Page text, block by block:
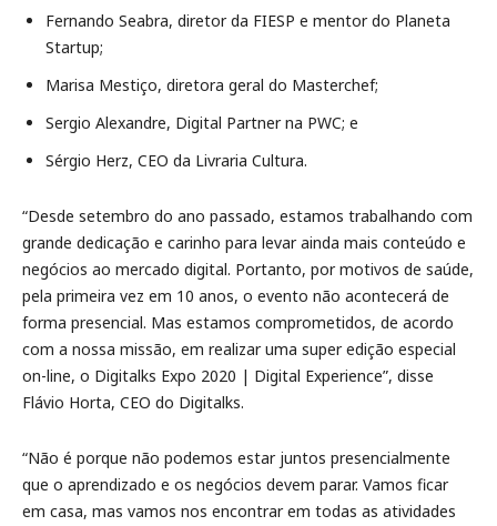
Fernando Seabra, diretor da FIESP e mentor do Planeta
Startup;
Marisa Mestiço, diretora geral do Masterchef;
Sergio Alexandre, Digital Partner na PWC; e
Sérgio Herz, CEO da Livraria Cultura.
“Desde setembro do ano passado, estamos trabalhando com
grande dedicação e carinho para levar ainda mais conteúdo e
negócios ao mercado digital. Portanto, por motivos de saúde,
pela primeira vez em 10 anos, o evento não acontecerá de
forma presencial. Mas estamos comprometidos, de acordo
com a nossa missão, em realizar uma super edição especial
on-line, o Digitalks Expo 2020 | Digital Experience”, disse
Flávio Horta, CEO do Digitalks.
“Não é porque não podemos estar juntos presencialmente
que o aprendizado e os negócios devem parar. Vamos ficar
em casa, mas vamos nos encontrar em todas as atividades